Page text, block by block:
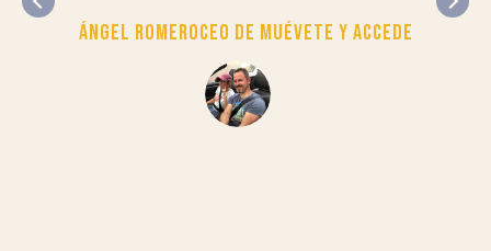
Ángel RomeroCEO de Muévete y Accede